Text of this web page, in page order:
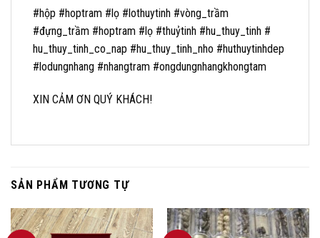
#hộp #hoptram #lọ #lothuytinh #vòng_trầm
#đựng_trầm #hoptram #lọ #thuỷtinh #hu_thuy_tinh #
hu_thuy_tinh_co_nap #hu_thuy_tinh_nho #huthuytinhdep
#lodungnhang #nhangtram #ongdungnhangkhongtam
XIN CẢM ƠN QUÝ KHÁCH!
SẢN PHẨM TƯƠNG TỰ